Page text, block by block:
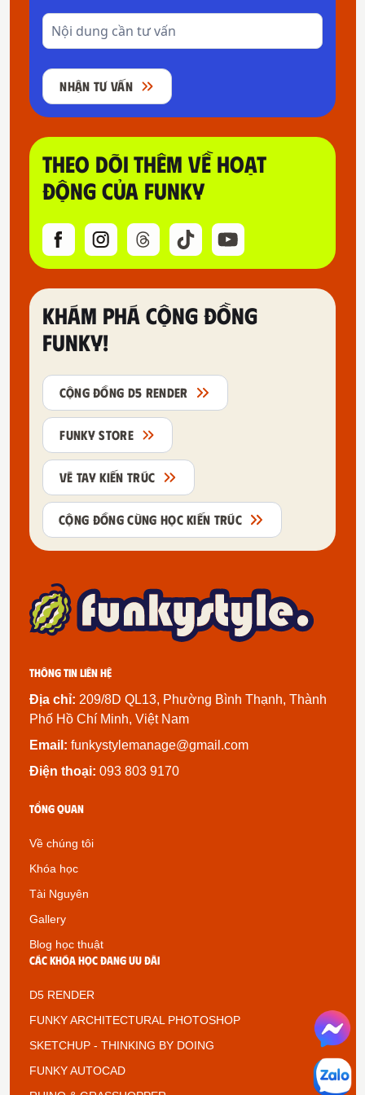
NHẬN TƯ VẤN
THEO DÕI THÊM VỀ HOẠT
ĐỘNG CỦA FUNKY
KHÁM PHÁ CỘNG ĐỒNG
FUNKY!
CỘNG ĐỒNG D5 RENDER
FUNKY STORE
VẼ TAY KIẾN TRÚC
CỘNG ĐỒNG CÙNG HỌC KIẾN TRÚC
Thông tin liên hệ
Địa chỉ: 209/8D QL13, Phường Bình Thạnh, Thành
Phố Hồ Chí Minh, Việt Nam
Email: funkystylemanage@gmail.com
Điện thoại: 093 803 9170
Tổng quan
Về chúng tôi
Khóa học
Tài Nguyên
Gallery
Blog học thuật
Các khóa học đang ưu đãi
D5 RENDER
FUNKY ARCHITECTURAL PHOTOSHOP
SKETCHUP - THINKING BY DOING
FUNKY AUTOCAD